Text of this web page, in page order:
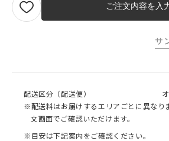
ご注文内容を入
サ
配送区分（配送便）
※配送料はお届けするエリアごとに異なり
文画面でご確認いただけます。
※目安は下記案内をご確認ください。